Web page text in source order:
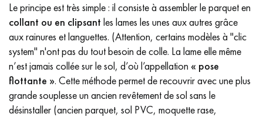
Le principe est très simple : il consiste à assembler le parquet en
collant ou en clipsant les lames les unes aux autres grâce
aux rainures et languettes. (Attention, certains modèles à "clic
system" n'ont pas du tout besoin de colle. La lame elle même
n’est jamais collée sur le sol, d’où l’appellation « pose
flottante ». Cette méthode permet de recouvrir avec une plus
grande souplesse un ancien revêtement de sol sans le
désinstaller (ancien parquet, sol PVC, moquette rase,